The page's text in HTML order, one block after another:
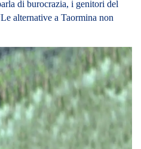
di burocrazia, i genitori del
alternative a Taormina non